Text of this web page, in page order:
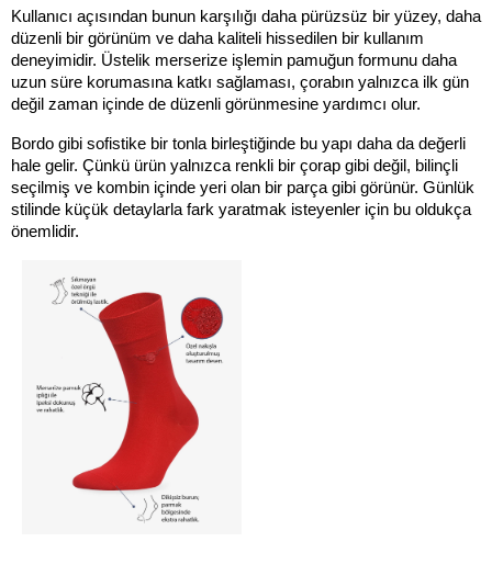
Kullanıcı açısından bunun karşılığı daha pürüzsüz bir yüzey, daha
düzenli bir görünüm ve daha kaliteli hissedilen bir kullanım
deneyimidir. Üstelik merserize işlemin pamuğun formunu daha
uzun süre korumasına katkı sağlaması, çorabın yalnızca ilk gün
değil zaman içinde de düzenli görünmesine yardımcı olur.
Bordo gibi sofistike bir tonla birleştiğinde bu yapı daha da değerli
hale gelir. Çünkü ürün yalnızca renkli bir çorap gibi değil, bilinçli
seçilmiş ve kombin içinde yeri olan bir parça gibi görünür. Günlük
stilinde küçük detaylarla fark yaratmak isteyenler için bu oldukça
önemlidir.